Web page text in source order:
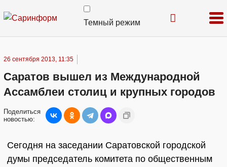
Темный режим
26 сентября 2013, 11:35
Саратов вышел из Международной
Ассамблеи столиц и крупных городов
Поделиться
новостью:
Сегодня на заседании Саратовской городской
думы председатель комитета по общественным